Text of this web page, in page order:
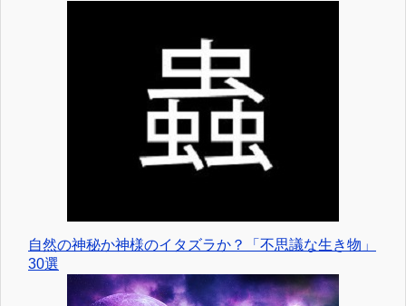
自然の神秘か神様のイタズラか？「不思議な生き物」
30選